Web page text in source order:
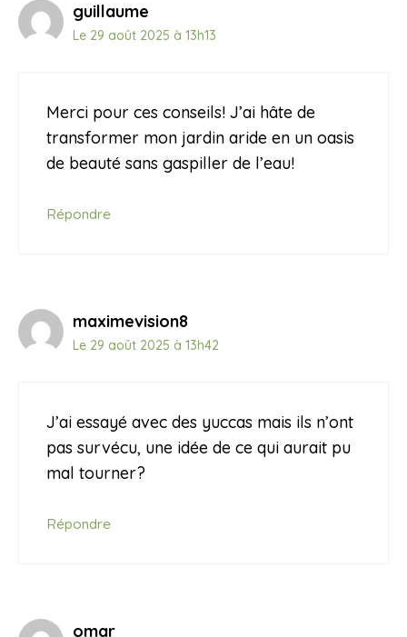
guillaume
Le 29 août 2025 à 13h13
Merci pour ces conseils! J’ai hâte de
transformer mon jardin aride en un oasis
de beauté sans gaspiller de l’eau!
Répondre
maximevision8
Le 29 août 2025 à 13h42
J’ai essayé avec des yuccas mais ils n’ont
pas survécu, une idée de ce qui aurait pu
mal tourner?
Répondre
omar